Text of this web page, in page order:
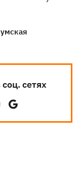
сетях